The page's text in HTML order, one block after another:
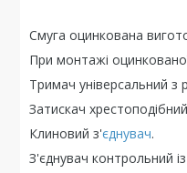
Смуга оцинкована
При монтажі
Тримач універсальний
Затискач
Клиновий з'єднувач.
З'єднувач контрольний